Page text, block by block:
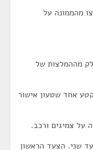
הצו מהממונה על
מההמלצות של
אחד שטעון אישור
על צמיגים ורכב.
שני. הצעד הראשון